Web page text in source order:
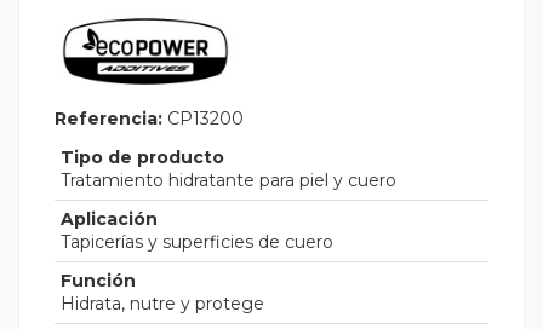
Referencia: CP13200
Tipo de producto
Tratamiento hidratante para piel y cuero
Aplicación
Tapicerías y superficies de cuero
Función
Hidrata, nutre y protege